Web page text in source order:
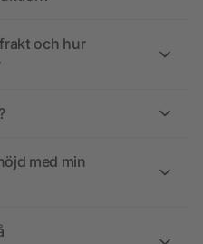
och hur
med min